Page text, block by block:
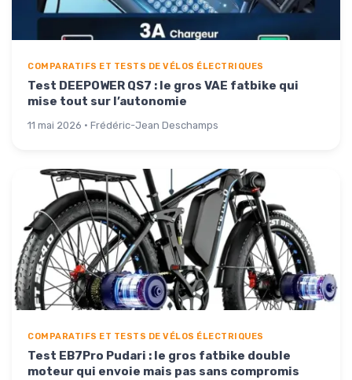
COMPARATIFS ET TESTS DE VÉLOS ÉLECTRIQUES
Test DEEPOWER QS7 : le gros VAE fatbike qui
mise tout sur l’autonomie
11 mai 2026 · Frédéric-Jean Deschamps
COMPARATIFS ET TESTS DE VÉLOS ÉLECTRIQUES
Test EB7Pro Pudari : le gros fatbike double
moteur qui envoie mais pas sans compromis